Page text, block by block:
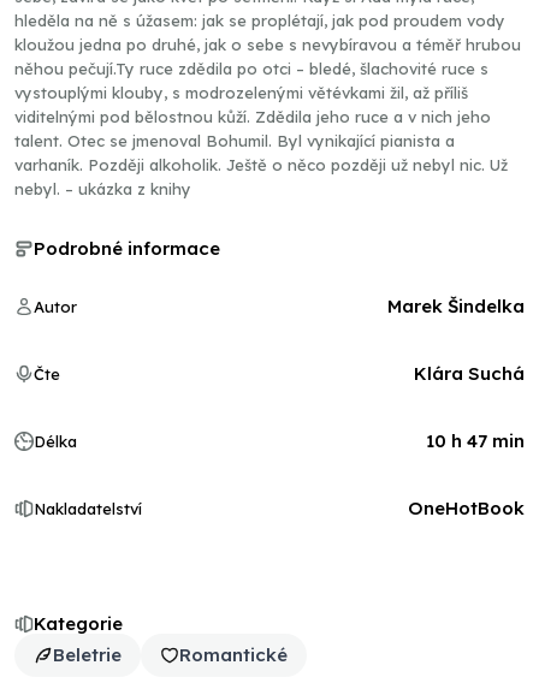
hleděla na ně s úžasem: jak se proplétají, jak pod proudem vody
kloužou jedna po druhé, jak o sebe s nevybíravou a téměř hrubou
něhou pečují.Ty ruce zdědila po otci – bledé, šlachovité ruce s
vystouplými klouby, s modrozelenými větévkami žil, až příliš
viditelnými pod bělostnou kůží. Zdědila jeho ruce a v nich jeho
talent. Otec se jmenoval Bohumil. Byl vynikající pianista a
varhaník. Později alkoholik. Ještě o něco později už nebyl nic. Už
nebyl. – ukázka z knihy
Kategorie
Beletrie
Romantické
Podrobné informace
Autor Marek Šindelka
Čte Klára Suchá
Délka 10 h 47 min
Nakladatelství OneHotBook